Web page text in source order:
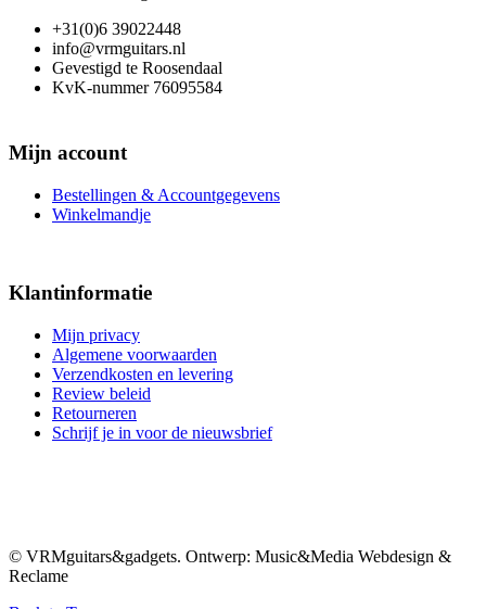
+31(0)6 39022448
info@vrmguitars.nl
Gevestigd te Roosendaal
KvK-nummer 76095584
Mijn account
Bestellingen & Accountgegevens
Winkelmandje
Klantinformatie
Mijn privacy
Algemene voorwaarden
Verzendkosten en levering
Review beleid
Retourneren
Schrijf je in voor de nieuwsbrief
© VRMguitars&gadgets. Ontwerp: Music&Media Webdesign &
Reclame